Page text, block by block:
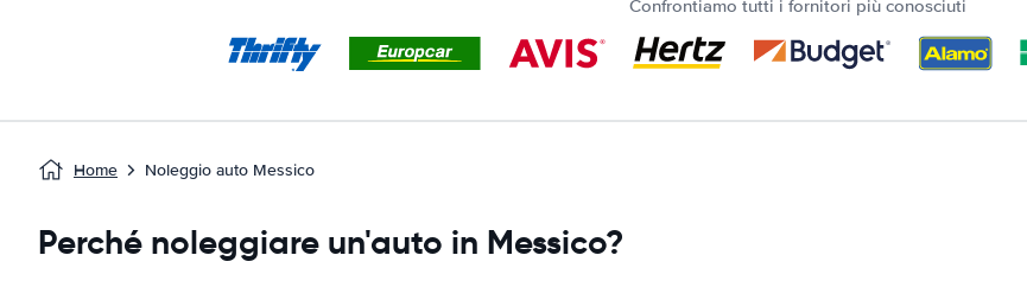
Confrontiamo tutti i fornitori più conosciuti
Home Noleggio auto Messico
Perché noleggiare un'auto in Messico?